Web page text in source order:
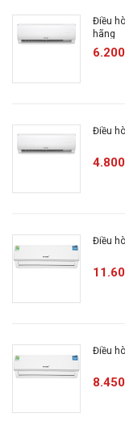
kiệm điện:
Chế độ gió:
Tiện ích
Điều
hãng
Điều
Điều
Điều